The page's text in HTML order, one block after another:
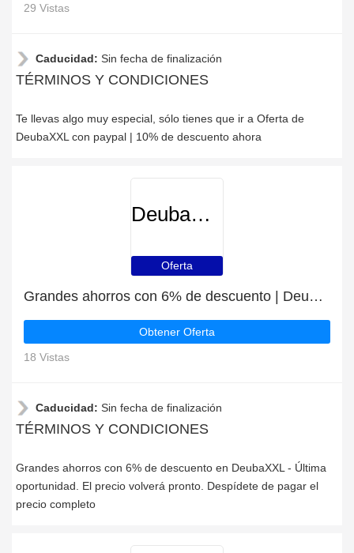
29 Vistas
Caducidad: Sin fecha de finalización
TÉRMINOS Y CONDICIONES
Te llevas algo muy especial, sólo tienes que ir a Oferta de
DeubaXXL con paypal | 10% de descuento ahora
DeubaXXL
Oferta
Grandes ahorros con 6% de descuento | DeubaXXL últimas ofertas
Obtener Oferta
18 Vistas
Caducidad: Sin fecha de finalización
TÉRMINOS Y CONDICIONES
Grandes ahorros con 6% de descuento en DeubaXXL - Última
oportunidad. El precio volverá pronto. Despídete de pagar el
precio completo